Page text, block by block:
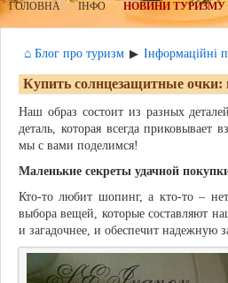
ГОЛОВНА ІНФО НОВИНИ ТУРИЗМУ
⌂ Блог про туризм ▶ Інформаційні
Купить солнцезащитные очки:
Наш образ состоит из разных
деталь, которая всегда
мы с вами поделимся!
Маленькие секреты удачной
Кто-то любит шопинг, а кто-то –
выбора вещей, которые составляют
и загадочнее, и обеспечит надежную